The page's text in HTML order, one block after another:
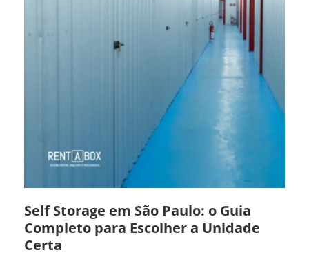
Self Storage em São Paulo: o Guia
Completo para Escolher a Unidade
Certa